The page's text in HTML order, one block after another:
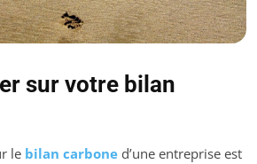
sur votre bilan
le bilan carbone d’une entreprise est